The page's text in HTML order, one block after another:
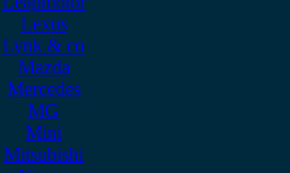
Lexus
Lynk & co
Mazda
Mercedes
MG
Mini
Mitsubishi